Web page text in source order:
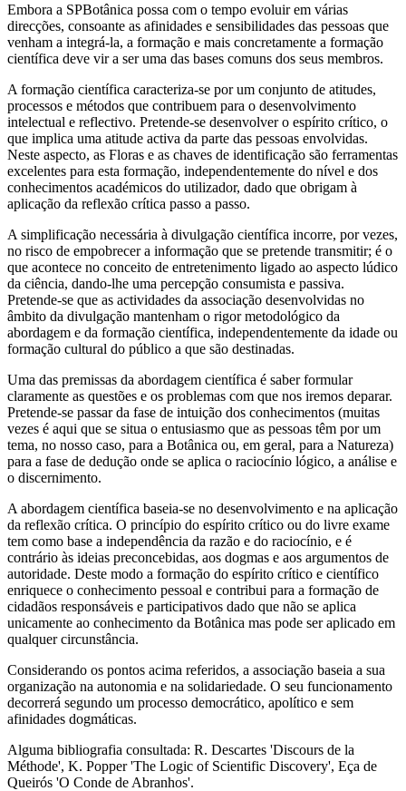
Embora a SPBotânica possa com o tempo evoluir em várias
direcções, consoante as afinidades e sensibilidades das pessoas que
venham a integrá-la, a formação e mais concretamente a formação
científica deve vir a ser uma das bases comuns dos seus membros.
A formação científica caracteriza-se por um conjunto de atitudes,
processos e métodos que contribuem para o desenvolvimento
intelectual e reflectivo. Pretende-se desenvolver o espírito crítico, o
que implica uma atitude activa da parte das pessoas envolvidas.
Neste aspecto, as Floras e as chaves de identificação são ferramentas
excelentes para esta formação, independentemente do nível e dos
conhecimentos académicos do utilizador, dado que obrigam à
aplicação da reflexão crítica passo a passo.
A simplificação necessária à divulgação científica incorre, por vezes,
no risco de empobrecer a informação que se pretende transmitir; é o
que acontece no conceito de entretenimento ligado ao aspecto lúdico
da ciência, dando-lhe uma percepção consumista e passiva.
Pretende-se que as actividades da associação desenvolvidas no
âmbito da divulgação mantenham o rigor metodológico da
abordagem e da formação científica, independentemente da idade ou
formação cultural do público a que são destinadas.
Uma das premissas da abordagem científica é saber formular
claramente as questões e os problemas com que nos iremos deparar.
Pretende-se passar da fase de intuição dos conhecimentos (muitas
vezes é aqui que se situa o entusiasmo que as pessoas têm por um
tema, no nosso caso, para a Botânica ou, em geral, para a Natureza)
para a fase de dedução onde se aplica o raciocínio lógico, a análise e
o discernimento.
A abordagem científica baseia-se no desenvolvimento e na aplicação
da reflexão crítica. O princípio do espírito crítico ou do livre exame
tem como base a independência da razão e do raciocínio, e é
contrário às ideias preconcebidas, aos dogmas e aos argumentos de
autoridade. Deste modo a formação do espírito crítico e científico
enriquece o conhecimento pessoal e contribui para a formação de
cidadãos responsáveis e participativos dado que não se aplica
unicamente ao conhecimento da Botânica mas pode ser aplicado em
qualquer circunstância.
Considerando os pontos acima referidos, a associação baseia a sua
organização na autonomia e na solidariedade. O seu funcionamento
decorrerá segundo um processo democrático, apolítico e sem
afinidades dogmáticas.
Alguma bibliografia consultada: R. Descartes 'Discours de la
Méthode', K. Popper 'The Logic of Scientific Discovery', Eça de
Queirós 'O Conde de Abranhos'.